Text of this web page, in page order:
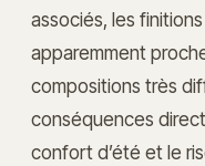
associés, les
apparemment
compositions très
conséquences
confort d’été et le